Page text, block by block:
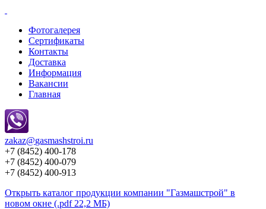
Фотогалерея
Сертификаты
Контакты
Доставка
Информация
Вакансии
Главная
zakaz@gasmashstroi.ru
+7 (8452) 400-178
+7 (8452) 400-079
+7 (8452) 400-913
Открыть каталог продукции компании "Газмашстрой" в
новом окне (.pdf 22,2 МБ)